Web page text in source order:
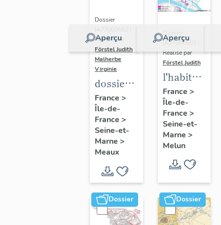
Aperçu
Dossier
Réalisé par
Förstel Judith
Malherbe
Virginie
dossier
collectif
sur les
cours
communes
du
Faubourg
Saint-
Nicolas
France >
Île-de-
France >
Seine-et-
Marne >
Meaux
Aperçu
IA77000603 |
Réalisé par
Förstel Judith
l'habitat
à Melun
France >
Île-de-
France >
Seine-et-
Marne >
Melun
Dossier Dossier